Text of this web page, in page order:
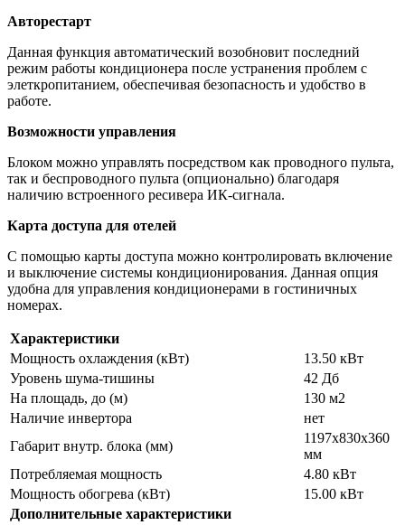
Авторестарт
Данная функция автоматический возобновит последний
режим работы кондиционера после устранения проблем с
элеткропитанием, обеспечивая безопасность и удобство в
работе.
Возможности управления
Блоком можно управлять посредством как проводного пульта,
так и беспроводного пульта (опционально) благодаря
наличию встроенного ресивера ИК-сигнала.
Карта доступа для отелей
С помощью карты доступа можно контролировать включение
и выключение системы кондиционирования. Данная опция
удобна для управления кондиционерами в гостиничных
номерах.
Характеристики
Мощность охлаждения (кВт)
13.50 кВт
Уровень шума-тишины
42 Дб
На площадь, до (м)
130 м2
Наличие инвертора
нет
Габарит внутр. блока (мм)
1197х830х360
мм
Потребляемая мощность
4.80 кВт
Мощность обогрева (кВт)
15.00 кВт
Дополнительные характеристики